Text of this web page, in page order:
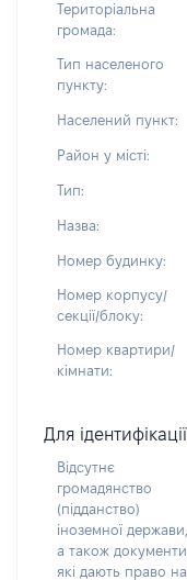
Територіальна
громада:
Тип населеного
пункту:
Населений пункт:
Район у місті:
Тип:
Назва:
Номер будинку:
Номер корпусу/
секції/блоку:
Номер квартири/
кімнати:
Для
Відсутнє
громадянство
(підданство)
іноземної держави,
а також документи,
які дають право на